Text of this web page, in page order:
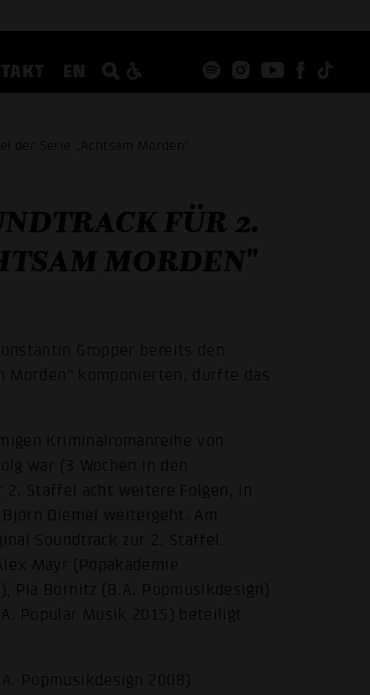
EN
der Serie „Achtsam Morden"
FÜR 2.
MORDEN"
Gropper bereits den
Morden“ komponierten, durfte das
Kriminalromanreihe von
war (3 Wochen in den
Staffel acht weitere Folgen, in
Diemel weitergeht. Am
Soundtrack zur 2. Staffel.
Mayr (Popakademie
Pia Bornitz (B.A. Popmusikdesign)
Popular Musik 2015) beteiligt
Popmusikdesign 2008)